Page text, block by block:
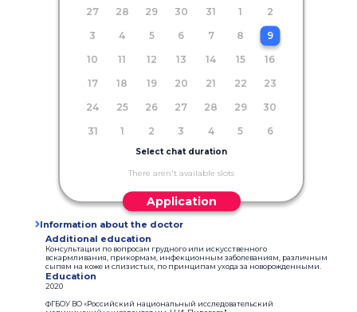
27
28 29 30 31 1
2
3
4 5 6 7 8
9
10
11 12 13 14 15
16
17
18 19 20 21 22
23
24
25 26 27 28 29
30
31
1 2 3 4 5 6
Select chat duration
There aren't available slots
Application
Information about the doctor
Additional education
Консультации по вопросам грудного или искусственного
вскармливания, прикормам, инфекционным заболеваниям, различным
сыпям на коже и слизистых, по принципам ухода за новорожденными.
Education
2020
ФГБОУ ВО «Российский национальный исследовательский